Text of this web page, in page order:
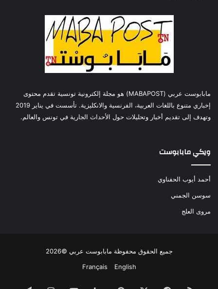
مابابوست عربي (MABAPOST) هو مجلة إلكترونية تونسية تقدم محتوى
إخباري متنوع باللغات العربية، الفرنسية والانكليزية. تأسست في يناير 2019
وتهدف إلى تقديم أخبار وتحليلات حول الأحداث الجارية في تونس والعالم.
ويكي مابابوست
أحمد أيوب الحفناوي
سوسن الجمني
مروى العلج
جميع الحقوق محفوظة مابابوست عربي ©2026
English
Français